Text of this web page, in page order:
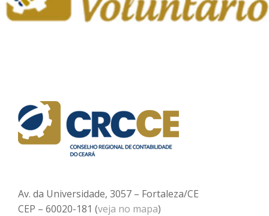
Av. da Universidade, 3057 – Fortaleza/CE
CEP – 60020-181 (veja no mapa)